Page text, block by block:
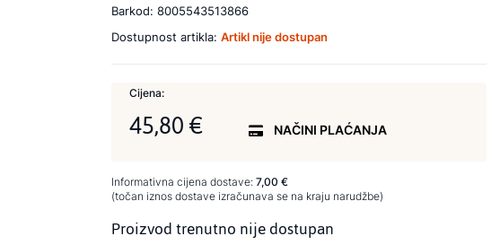
Barkod: 8005543513866
Dostupnost artikla: Artikl nije dostupan
Cijena:
45,80 € NAČINI PLAĆANJA
Informativna cijena dostave: 7,00 €
(točan iznos dostave izračunava se na kraju narudžbe)
Proizvod trenutno nije dostupan